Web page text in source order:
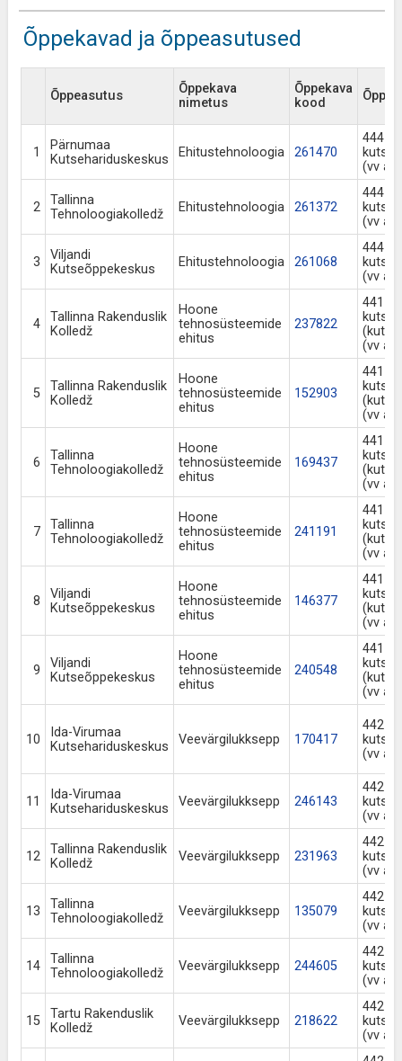
Õppekavad ja õppeasutused
Õppeasutus
Õppekava
nimetus
Õppekava
kood
1
Pärnumaa
Kutsehariduskeskus
Ehitustehnoloogia 261470
444
(vv
2
Tallinna
Tehnoloogiakolledž
Ehitustehnoloogia 261372
444
(vv
3
Viljandi
Kutseõppekeskus
Ehitustehnoloogia 261068
444
(vv
4
Tallinna Rakenduslik
Kolledž
Hoone
tehnosüsteemide
ehitus
237822
441
(vv
5
Tallinna Rakenduslik
Kolledž
Hoone
tehnosüsteemide
ehitus
152903
441
(vv
6
Tallinna
Tehnoloogiakolledž
Hoone
tehnosüsteemide
ehitus
169437
441
(vv
7
Tallinna
Tehnoloogiakolledž
Hoone
tehnosüsteemide
ehitus
241191
441
(vv
8
Viljandi
Kutseõppekeskus
Hoone
tehnosüsteemide
ehitus
146377
441
(vv
9
Viljandi
Kutseõppekeskus
Hoone
tehnosüsteemide
ehitus
240548
441
(vv
10
Ida-Virumaa
Kutsehariduskeskus
Veevärgilukksepp 170417
442
(vv
11
Ida-Virumaa
Kutsehariduskeskus
Veevärgilukksepp 246143
442
(vv
12
Tallinna Rakenduslik
Kolledž
Veevärgilukksepp 231963
442
(vv
13
Tallinna
Tehnoloogiakolledž
Veevärgilukksepp 135079
442
(vv
14
Tallinna
Tehnoloogiakolledž
Veevärgilukksepp 244605
442
(vv
15
Tartu Rakenduslik
Kolledž
Veevärgilukksepp 218622
442
(vv